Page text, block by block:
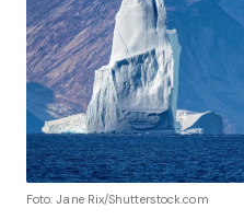
Foto: Jane Rix/Shutterstock.com